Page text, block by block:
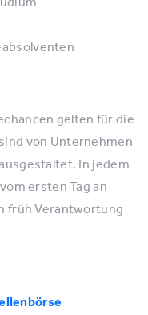
gelten für die
von Unternehmen
In jedem
ersten Tag an
früh Verantwortung